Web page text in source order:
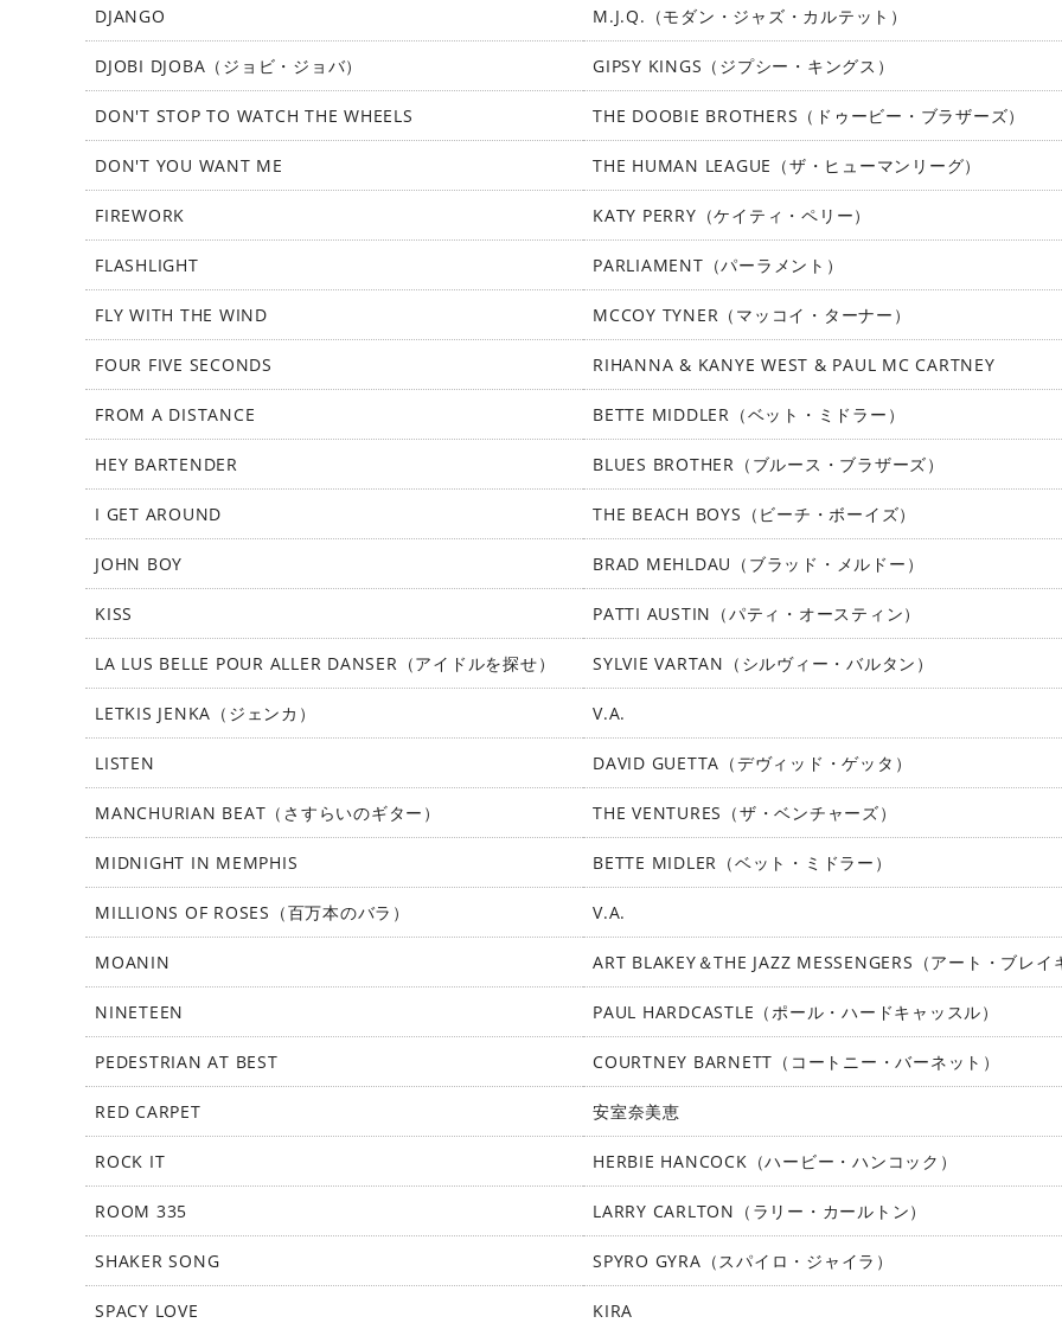
DJANGO M.J.Q.（モダン・ジャズ・カルテット）
DJOBI DJOBA（ジョビ・ジョバ） GIPSY KINGS（ジプシー・キングス）
DON'T STOP TO WATCH THE WHEELS THE DOOBIE BROTHERS（ドゥービー・ブラザーズ）
DON'T YOU WANT ME THE HUMAN LEAGUE（ザ・ヒューマンリーグ）
FIREWORK KATY PERRY（ケイティ・ペリー）
FLASHLIGHT PARLIAMENT（パーラメント）
FLY WITH THE WIND MCCOY TYNER（マッコイ・ターナー）
FOUR FIVE SECONDS RIHANNA & KANYE WEST & PAUL MC CARTNEY
FROM A DISTANCE BETTE MIDDLER（ベット・ミドラー）
HEY BARTENDER BLUES BROTHER（ブルース・ブラザーズ）
I GET AROUND THE BEACH BOYS（ビーチ・ボーイズ）
JOHN BOY BRAD MEHLDAU（ブラッド・メルドー）
KISS PATTI AUSTIN（パティ・オースティン）
LA LUS BELLE POUR ALLER DANSER（アイドルを探せ） SYLVIE VARTAN（シルヴィー・バルタン）
LETKIS JENKA（ジェンカ） V.A.
LISTEN DAVID GUETTA（デヴィッド・ゲッタ）
MANCHURIAN BEAT（さすらいのギター） THE VENTURES（ザ・ベンチャーズ）
MIDNIGHT IN MEMPHIS BETTE MIDLER（ベット・ミドラー）
MILLIONS OF ROSES（百万本のバラ） V.A.
MOANIN ART BLAKEY＆THE JAZZ MESSENGERS（アート・ブレイ
NINETEEN PAUL HARDCASTLE（ポール・ハードキャッスル）
PEDESTRIAN AT BEST COURTNEY BARNETT（コートニー・バーネット）
RED CARPET 安室奈美恵
ROCK IT HERBIE HANCOCK（ハービー・ハンコック）
ROOM 335 LARRY CARLTON（ラリー・カールトン）
SHAKER SONG SPYRO GYRA（スパイロ・ジャイラ）
SPACY LOVE KIRA